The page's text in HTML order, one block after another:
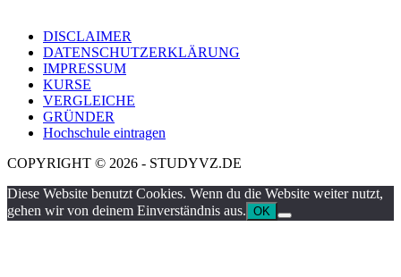
DISCLAIMER
DATENSCHUTZERKLÄRUNG
IMPRESSUM
KURSE
VERGLEICHE
GRÜNDER
Hochschule eintragen
COPYRIGHT © 2026 - STUDYVZ.DE
Diese Website benutzt Cookies. Wenn du die Website weiter nutzt,
gehen wir von deinem Einverständnis aus. OK